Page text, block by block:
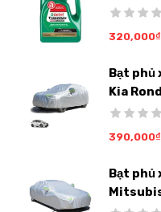
320,000₫
Bạt phủ
Kia
390,000₫
Bạt phủ